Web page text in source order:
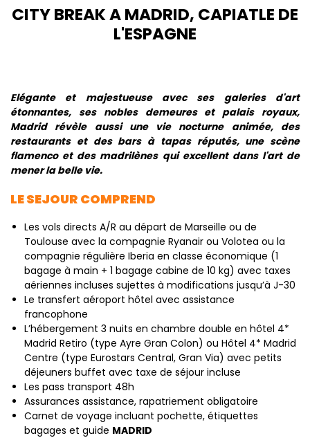
CITY BREAK A MADRID, CAPIATLE DE
L'ESPAGNE
Elégante et majestueuse avec ses galeries d'art
étonnantes, ses nobles demeures et palais royaux,
Madrid révèle aussi une vie nocturne animée, des
restaurants et des bars à tapas réputés, une scène
flamenco et des madrilènes qui excellent dans l'art de
mener la belle vie.
LE SEJOUR COMPREND
Les vols directs A/R au départ de Marseille ou de
Toulouse avec la compagnie Ryanair ou Volotea ou la
compagnie régulière Iberia en classe économique (1
bagage à main + 1 bagage cabine de 10 kg) avec taxes
aériennes incluses sujettes à modifications jusqu’à J-30
Le transfert aéroport hôtel avec assistance
francophone
L’hébergement 3 nuits en chambre double en hôtel 4*
Madrid Retiro (type Ayre Gran Colon) ou Hôtel 4* Madrid
Centre (type Eurostars Central, Gran Via) avec petits
déjeuners buffet avec taxe de séjour incluse
Les pass transport 48h
Assurances assistance, rapatriement obligatoire
Carnet de voyage incluant pochette, étiquettes
bagages et guide MADRID